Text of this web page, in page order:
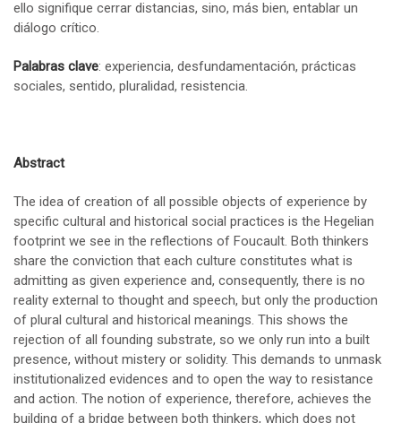
ello signifique cerrar distancias, sino, más bien, entablar un
diálogo crítico.
Palabras clave: experiencia, desfundamentación, prácticas
sociales, sentido, pluralidad, resistencia.
Abstract
The idea of creation of all possible objects of experience by
specific cultural and historical social practices is the Hegelian
footprint we see in the reflections of Foucault. Both thinkers
share the conviction that each culture constitutes what is
admitting as given experience and, consequently, there is no
reality external to thought and speech, but only the production
of plural cultural and historical meanings. This shows the
rejection of all founding substrate, so we only run into a built
presence, without mistery or solidity. This demands to unmask
institutionalized evidences and to open the way to resistance
and action. The notion of experience, therefore, achieves the
building of a bridge between both thinkers, which does not